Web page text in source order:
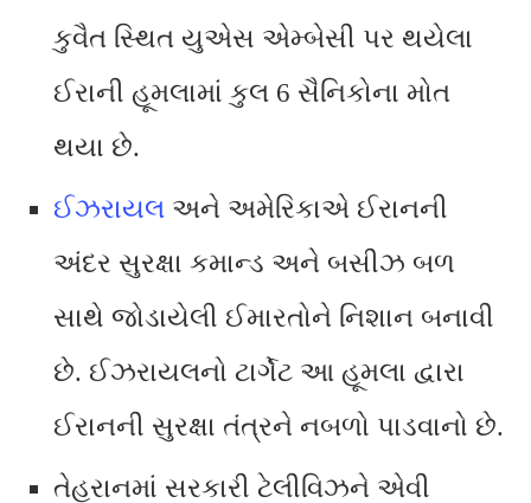
કુવૈત સ્થિત યુએસ એમ્બેસી પર થયેલા
ઈરાની હૂમલામાં કુલ 6 સૈનિકોના મોત
થયા છે.
ઈઝરાયલ અને અમેરિકાએ ઈરાનની
અંદર સુરક્ષા કમાન્ડ અને બસીઝ બળ
સાથે જોડાયેલી ઈમારતોને નિશાન બનાવી
છે. ઈઝરાયલનો ટાર્ગેટ આ હૂમલા દ્વારા
ઈરાનની સુરક્ષા તંત્રને નબળો પાડવાનો છે.
તેહરાનમાં સરકારી ટેલીવિઝને એવી